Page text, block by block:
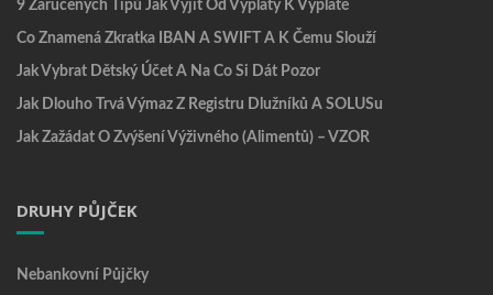
9 Zaručených Tipů Jak Vyjít Od Výplaty K Výplatě
Co Znamená Zkratka IBAN A SWIFT A K Čemu Slouží
Jak Vybrat Dětský Účet A Na Co Si Dát Pozor
Jak Dlouho Trvá Výmaz Z Registru Dlužníků A SOLUSu
Jak Zažádat O Zvýšení Výživného (alimentů) – VZOR
DRUHY PŮJČEK
Nebankovní Půjčky